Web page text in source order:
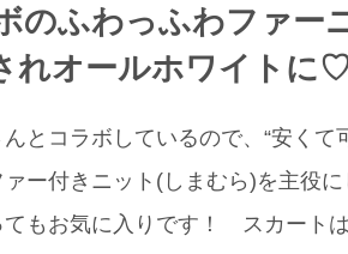
のふわっふわファー
れオールホワイトに
とコラボしているので、“安く
ー付きニット(しまむら)を主役
もお気に入りです！ スカート